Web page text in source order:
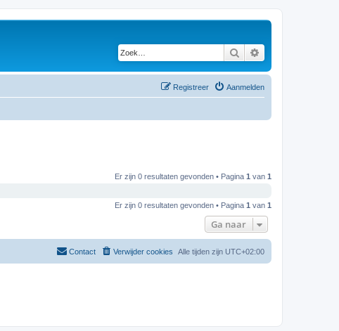
Zoek
Aanmelden
Registreer
Er zijn 0 resultaten gevonden • Pagina 1 van 1
Er zijn 0 resultaten gevonden • Pagina 1 van 1
Ga naar
Alle tijden zijn UTC+02:00
Verwijder cookies
Contact